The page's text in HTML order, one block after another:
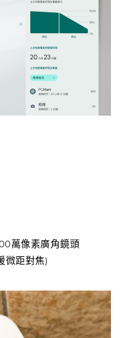
萬像素廣角鏡頭
微距對焦)